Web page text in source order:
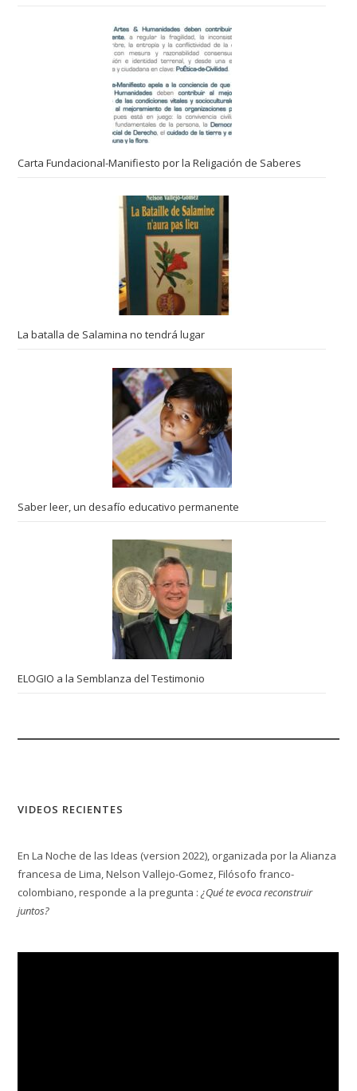
Carta Fundacional-Manifiesto por la Religación de Saberes
La batalla de Salamina no tendrá lugar
Saber leer, un desafío educativo permanente
ELOGIO a la Semblanza del Testimonio
VIDEOS RECIENTES
En La Noche de las Ideas (version 2022), organizada por la Alianza
francesa de Lima, Nelson Vallejo-Gomez, Filósofo franco-
colombiano, responde a la pregunta :¿Qué te evoca reconstruir
juntos?